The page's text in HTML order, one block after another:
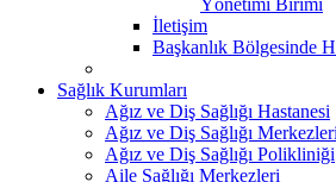
İletişim
Başkanlık Bölgesinde
Sağlık Kurumları
Ağız ve Diş Sağlığı Hastanesi
Ağız ve Diş Sağlığı
Ağız ve Diş Sağlığı Polikliniği
Aile Sağlığı Merkezleri